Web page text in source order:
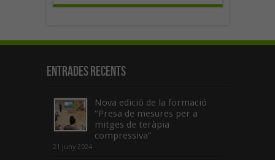
Entrades recents
Nova edició de la formació
“Presa de mesures per a
mitges de teràpia
compressiva”
21 juny 2024